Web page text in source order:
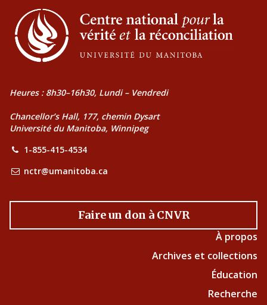
Heures : 8h30–16h30, Lundi – Vendredi
Chancellor’s Hall, 177, chemin Dysart
Université du Manitoba, Winnipeg
1-855-415-4534
nctr@umanitoba.ca
Faire un don à CNVR
À propos
Archives et collections
Éducation
Recherche